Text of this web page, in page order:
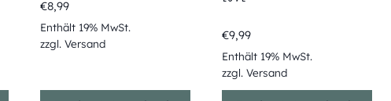
€8,99
Enthält 19% MwSt.
zzgl.Versand
€9,99
Enthält 19% MwSt.
zzgl.Versand